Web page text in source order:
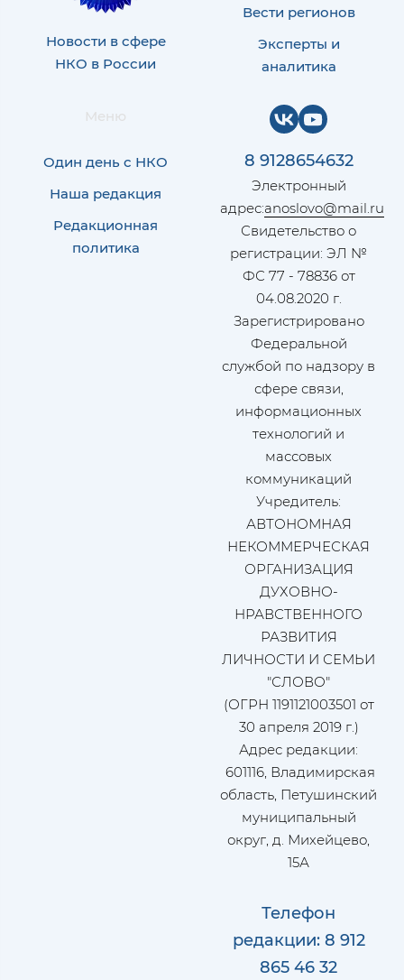
Новости в сфере
НКО в России
Вести регионов
Эксперты и
аналитика
Меню
Один день с НКО
Наша редакция
Редакционная
политика
8 9128654632
Электронный
адрес:anoslovo@mail.ru
Свидетельство о
регистрации: ЭЛ №
ФС 77 - 78836 от
04.08.2020 г.
Зарегистрировано
Федеральной
службой по надзору в
сфере связи,
информационных
технологий и
массовых
коммуникаций
Учредитель:
АВТОНОМНАЯ
НЕКОММЕРЧЕСКАЯ
ОРГАНИЗАЦИЯ
ДУХОВНО-
НРАВСТВЕННОГО
РАЗВИТИЯ
ЛИЧНОСТИ И СЕМЬИ
"СЛОВО"
(ОГРН 1191121003501 от
30 апреля 2019 г.)
Адрес редакции:
601116, Владимирская
область, Петушинский
муниципальный
округ, д. Михейцево,
15А
Телефон
редакции: 8 912
865 46 32